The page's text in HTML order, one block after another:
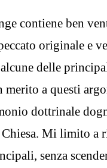
contiene ben
originale e
delle
merito a questi
dottrinale
Mi limito a
senza